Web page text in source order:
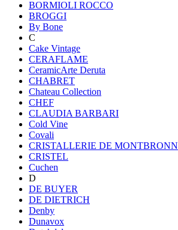
BORMIOLI ROCCO
BROGGI
By Bone
C
Cake Vintage
CERAFLAME
CeramicArte Deruta
CHABRET
Chateau Collection
CHEF
CLAUDIA BARBARI
Cold Vine
Covali
CRISTALLERIE DE MONTBRONN
CRISTEL
Cuchen
D
DE BUYER
DE DIETRICH
Denby
Dunavox